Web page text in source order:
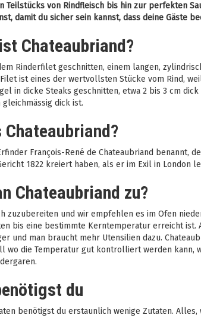
Teilstücks von Rindfleisch bis hin zur perfekten
damit du sicher sein kannst, dass deine Gäste
Chateaubriand?
Rinderfilet geschnitten, einem langen,
ist eines der wertvollsten Stücke vom Rind,
in dicke Steaks geschnitten, etwa 2 bis 3 cm
dick ist.
François-René de Chateaubriand benannt,
1822 kreiert haben, als er im Exil in London
Chateaubriand zu?
zuzubereiten und wir empfehlen es im Ofen
bis eine bestimmte Kerntemperatur erreicht ist.
und man braucht mehr Utensilien dazu.
wo die Temperatur gut kontrolliert werden kann,
du
benötigst du erstaunlich wenige Zutaten. Alles,